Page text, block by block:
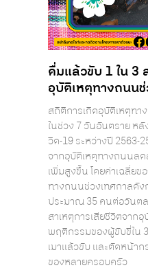
ดื่มแล้วขับ 1 ใน 3
อุบัติเหตุทางถนน
สถิติการเกิดอุบัติเหตุท
ในช่วง 7 วันอันตราย ห
วิด-19 ระหว่างปี 2563-
จากอุบัติเหตุทางถนนลด
เพิ่มสูงขึ้น โดยค่าเฉลี่ยข
ทางถนนช่วงเทศกาลดั
ประมาณ 35 คนต่อวันต
สาเหตุการเสียชีวิตจาก
พฤติกรรมของผู้ขับขี่ใน
เมาแล้วขับ และตัดหน้า
ของหลายครอบครัว